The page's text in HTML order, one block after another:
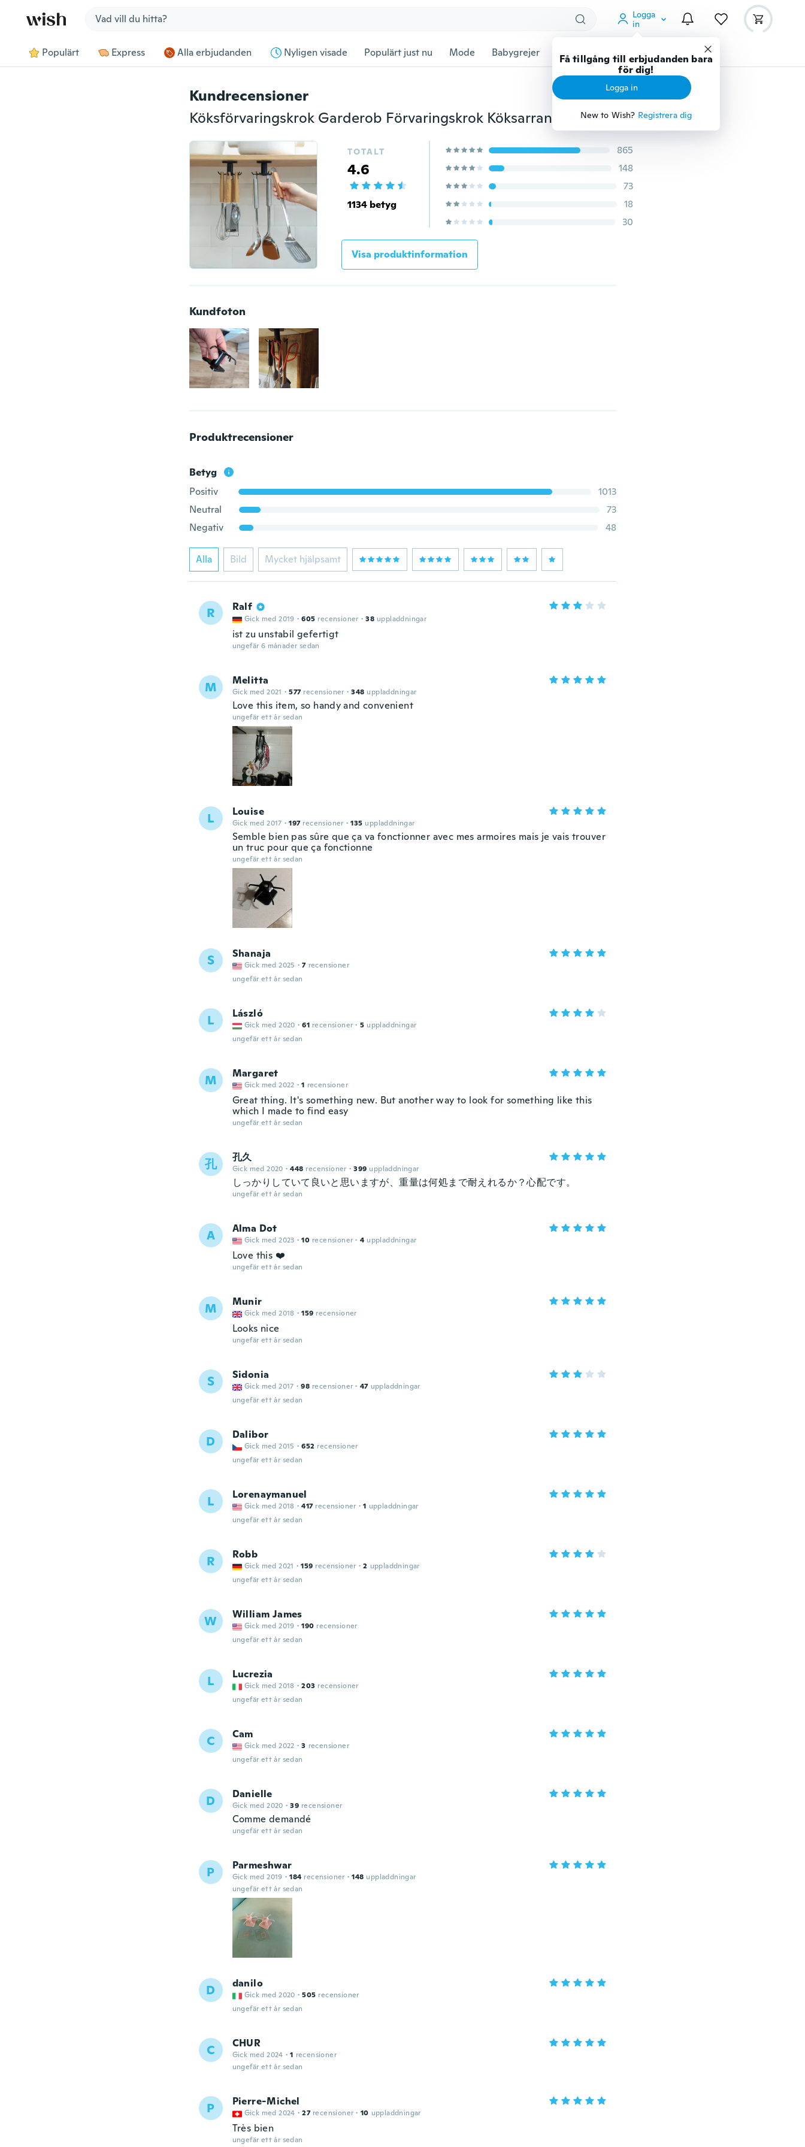
Logga
in
Få tillgång till erbjudanden bara
för dig!
Logga in
New to Wish? Registrera dig
Populärt Express Alla erbjudanden Nyligen visade Populärt just nu Mode Babygrejer Djurtillbehör Teknikprylar Mer
Kundrecensioner
Köksförvaringskrok Garderob Förvaringskrok Köksarrangör Tillbehör Skåp Förvaringsställ Roterbart krokförvaringsställ
TOTALT
4.6
1134 betyg
865
148
73
18
30
Visa produktinformation
Kundfoton
Produktrecensioner
Betyg
Positiv
1013
Neutral
73
Negativ
48
Alla Bild Mycket hjälpsamt
R Ralf
Gick med 2019 · 605 recensioner · 38 uppladdningar
ist zu unstabil gefertigt
ungefär 6 månader sedan
M Melitta
Gick med 2021 · 577 recensioner · 348 uppladdningar
Love this item, so handy and convenient
ungefär ett år sedan
L Louise
Gick med 2017 · 197 recensioner · 135 uppladdningar
Semble bien pas sûre que ça va fonctionner avec mes armoires mais je vais trouver
un truc pour que ça fonctionne
ungefär ett år sedan
S Shanaja
Gick med 2025 · 7 recensioner
ungefär ett år sedan
L László
Gick med 2020 · 61 recensioner · 5 uppladdningar
ungefär ett år sedan
M Margaret
Gick med 2022 · 1 recensioner
Great thing. It's something new. But another way to look for something like this
which I made to find easy
ungefär ett år sedan
孔 孔久
Gick med 2020 · 448 recensioner · 399 uppladdningar
しっかりしていて良いと思いますが、重量は何処まで耐えれるか？心配です。
ungefär ett år sedan
A Alma Dot
Gick med 2023 · 10 recensioner · 4 uppladdningar
Love this ❤️
ungefär ett år sedan
M Munir
Gick med 2018 · 159 recensioner
Looks nice
ungefär ett år sedan
S Sidonia
Gick med 2017 · 98 recensioner · 47 uppladdningar
ungefär ett år sedan
D Dalibor
Gick med 2015 · 652 recensioner
ungefär ett år sedan
L Lorenaymanuel
Gick med 2018 · 417 recensioner · 1 uppladdningar
ungefär ett år sedan
R Robb
Gick med 2021 · 159 recensioner · 2 uppladdningar
ungefär ett år sedan
W William James
Gick med 2019 · 190 recensioner
ungefär ett år sedan
L Lucrezia
Gick med 2018 · 203 recensioner
ungefär ett år sedan
C Cam
Gick med 2022 · 3 recensioner
ungefär ett år sedan
D Danielle
Gick med 2020 · 39 recensioner
Comme demandé
ungefär ett år sedan
P Parmeshwar
Gick med 2019 · 184 recensioner · 148 uppladdningar
ungefär ett år sedan
D danilo
Gick med 2020 · 505 recensioner
ungefär ett år sedan
C CHUR
Gick med 2024 · 1 recensioner
ungefär ett år sedan
P Pierre-Michel
Gick med 2024 · 27 recensioner · 10 uppladdningar
Très bien
ungefär ett år sedan